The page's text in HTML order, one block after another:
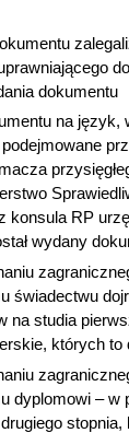
dokumentu
na język,
konsula RP
wydany
świadectwu
na studia
których to
dyplomowi – w